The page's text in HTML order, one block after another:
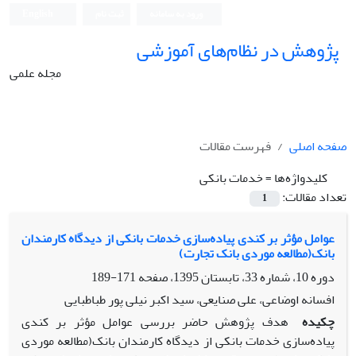
پژوهش در نظام‌های آموزشی
مجله علمی
صفحه اصلی
فهرست مقالات
کلیدواژه‌ها =خدمات بانکی
تعداد مقالات:
1
عوامل مؤثر بر کندی پیاده‌سازی خدمات بانکی از دیدگاه کارمندان
بانک(مطالعه موردی بانک تجارت)
دوره 10، شماره 33، تابستان 1395، صفحه
171-189
افسانه اوضاعی، علی صنایعی، سید اکبر نیلی پور طباطبایی
چکیده هدف پژوهش حاضر بررسی عوامل مؤثر بر کندی
پیاده‌سازی خدمات بانکی از دیدگاه کارمندان بانک(مطالعه موردی